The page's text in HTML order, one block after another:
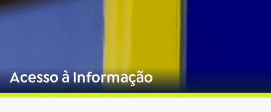
Acesso à Informação